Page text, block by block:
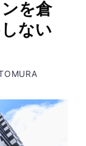
を倉
ない